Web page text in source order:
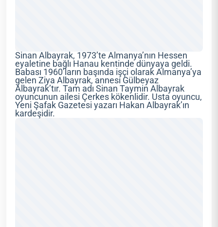
Sinan Albayrak, 1973’te Almanya’nın Hessen
eyaletine bağlı Hanau kentinde dünyaya geldi.
Babası 1960’ların başında işçi olarak Almanya’ya
gelen Ziya Albayrak, annesi Gülbeyaz
Albayrak’tır. Tam adı Sinan Taymin Albayrak
oyuncunun ailesi Çerkes kökenlidir. Usta oyuncu,
Yeni Şafak Gazetesi yazarı Hakan Albayrak’ın
kardeşidir.